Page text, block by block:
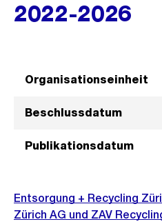
2022-2026
Organisationseinheit
Beschlussdatum
Publikationsdatum
Entsorgung + Recycling
Zürich AG und ZAV